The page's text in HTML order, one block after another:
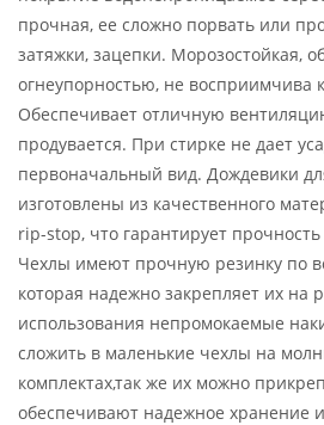
прочная, ее сложно порвать или
затяжки, зацепки. Морозостойкая,
огнеупорностью, не восприимчива
Обеспечивает отличную
продувается. При стирке не дает
первоначальный вид. Дождевики
изготовлены из качественного
rip-stop, что гарантирует
Чехлы имеют прочную резинку по
которая надежно закрепляет их на
использования непромокаемые
сложить в маленькие чехлы на
комплектах,так же их можно
обеспечивают надежное хранение